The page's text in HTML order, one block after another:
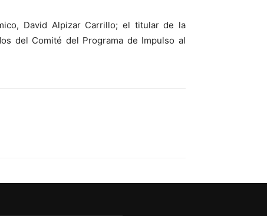
David Alpizar Carrillo; el titular de la
del Comité del Programa de Impulso al